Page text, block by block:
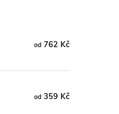
od 762 Kč
od 359 Kč